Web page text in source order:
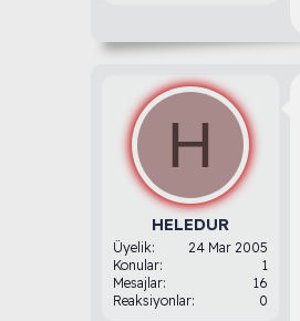
H
HELEDUR
Üyelik
24 Mar 2005
Konular
1
Mesajlar
16
Reaksiyonlar
0